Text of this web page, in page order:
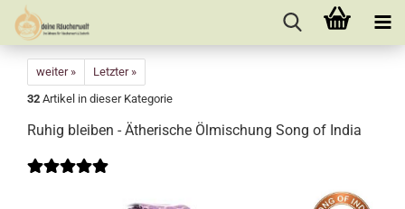
weiter »
Letzter »
32 Artikel in dieser Kategorie
Ruhig bleiben - Ätherische Ölmischung Song of India